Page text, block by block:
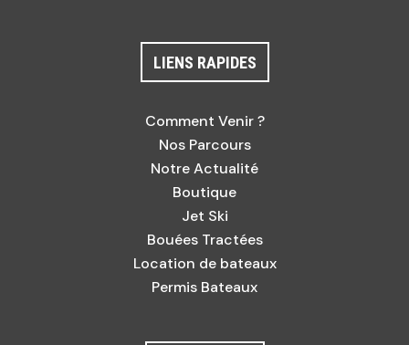
LIENS RAPIDES
Comment Venir ?
Nos Parcours
Notre Actualité
Boutique
Jet Ski
Bouées Tractées
Location de bateaux
Permis Bateaux